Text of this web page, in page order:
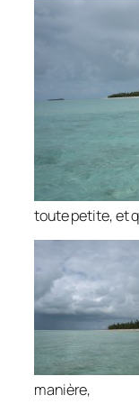
toute petite, et
manière,